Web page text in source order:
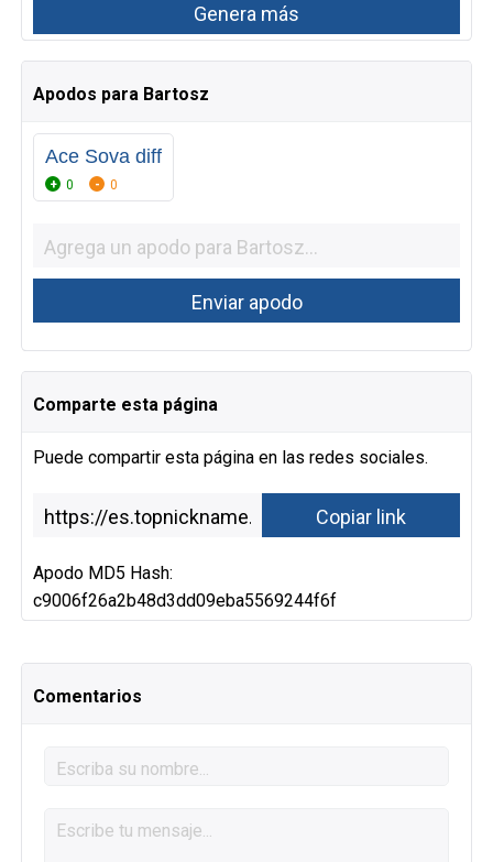
Apodos para Bartosz
Ace Sova diff
0 0
Comparte esta página
Puede compartir esta página en las redes sociales.
Apodo MD5 Hash:
c9006f26a2b48d3dd09eba5569244f6f
Comentarios